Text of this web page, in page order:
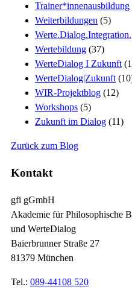
Trainer*innenausbildung
Weiterbildungen (5)
Werte.Dialog.Integration.
Wertebildung (37)
WerteDialog I Zukunft
WerteDialog|Zukunft
WIR-Projektblog (12)
Workshops (5)
Zukunft im Dialog (11)
Zurück zum Blog
Kontakt
gfi gGmbH
Akademie für Philosophische
und WerteDialog
Baierbrunner Straße 27
81379 München
Tel.: 089-44108 520